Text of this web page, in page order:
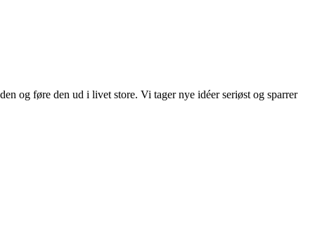
og føre den ud i livet store. Vi tager nye idéer seriøst og sparrer